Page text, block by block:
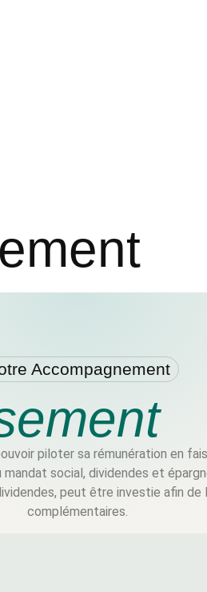
Accompagnement
piloter sa rémunération en
social, dividendes et
peut être investie afin
complémentaires.